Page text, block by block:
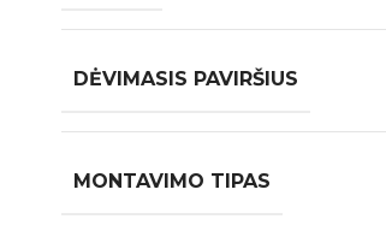
DĖVIMASIS PAVIRŠIUS
MONTAVIMO TIPAS